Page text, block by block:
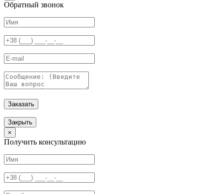
Обратный звонок
Заказать
Закрыть
×
Получить консультацию